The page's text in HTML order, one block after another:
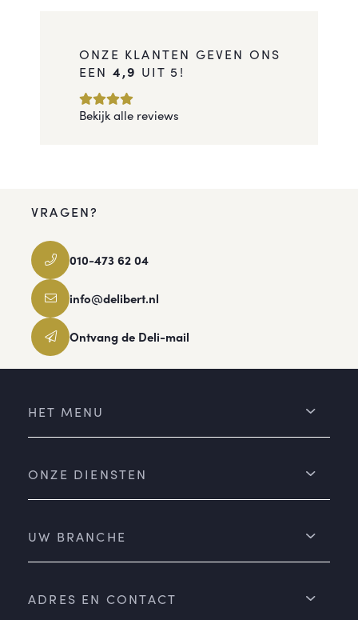
ONZE KLANTEN GEVEN ONS
EEN 4,9 UIT 5!
Bekijk alle reviews
VRAGEN?
010-473 62 04
info@delibert.nl
Ontvang de Deli-mail
HET MENU
ONZE DIENSTEN
UW BRANCHE
ADRES EN CONTACT